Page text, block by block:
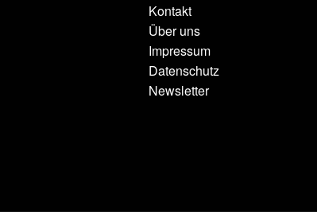
Kontakt
Über uns
Impressum
Datenschutz
Newsletter